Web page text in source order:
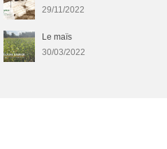
29/11/2022
Le maïs
30/03/2022